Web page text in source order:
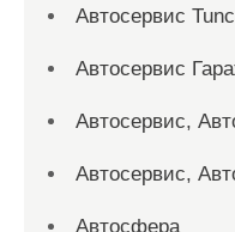
Автосервис
Автосервис
Автосервис,
Автосервис,
Автосфера